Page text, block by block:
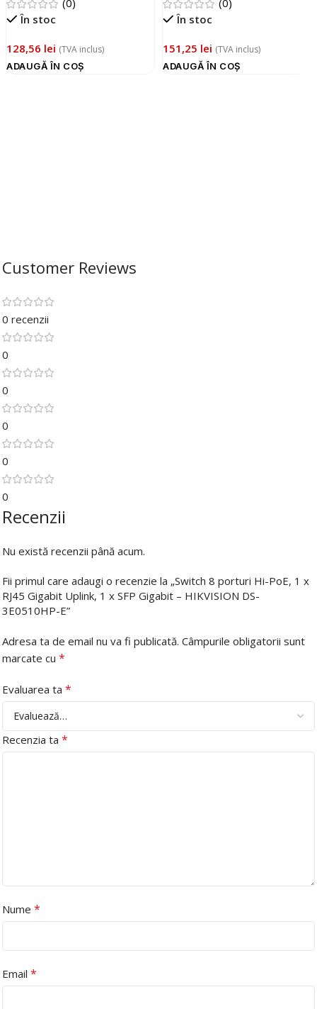
În stoc
128,56 lei (TVA inclus)
ADAUGĂ ÎN COȘ
În stoc
151,25 lei (TVA inclus)
ADAUGĂ ÎN COȘ
Customer Reviews
0 recenzii
0
0
0
0
0
Recenzii
Nu există recenzii până acum.
Fii primul care adaugi o recenzie la „Switch 8 porturi Hi-PoE, 1 x
RJ45 Gigabit Uplink, 1 x SFP Gigabit – HIKVISION DS-
3E0510HP-E”
Adresa ta de email nu va fi publicată. Câmpurile obligatorii sunt
marcate cu *
Evaluarea ta *
Recenzia ta *
Nume *
Email *